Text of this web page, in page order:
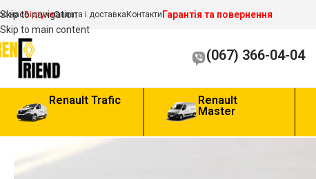
Skip to navigation
Skip to main content
насВідгукиОплата і доставка КонтактиГарантія та повернення
(067) 366-04-04
Renault Trafic
Renault
Master